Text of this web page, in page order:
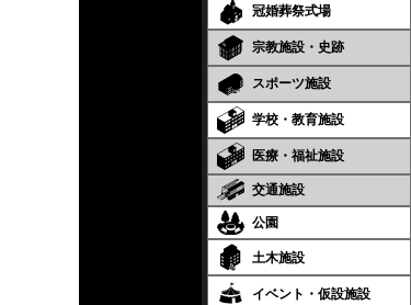
冠婚葬祭式場
宗教施設・史跡
スポーツ施設
学校・教育施設
医療・福祉施設
交通施設
公園
土木施設
イベント・仮設施設